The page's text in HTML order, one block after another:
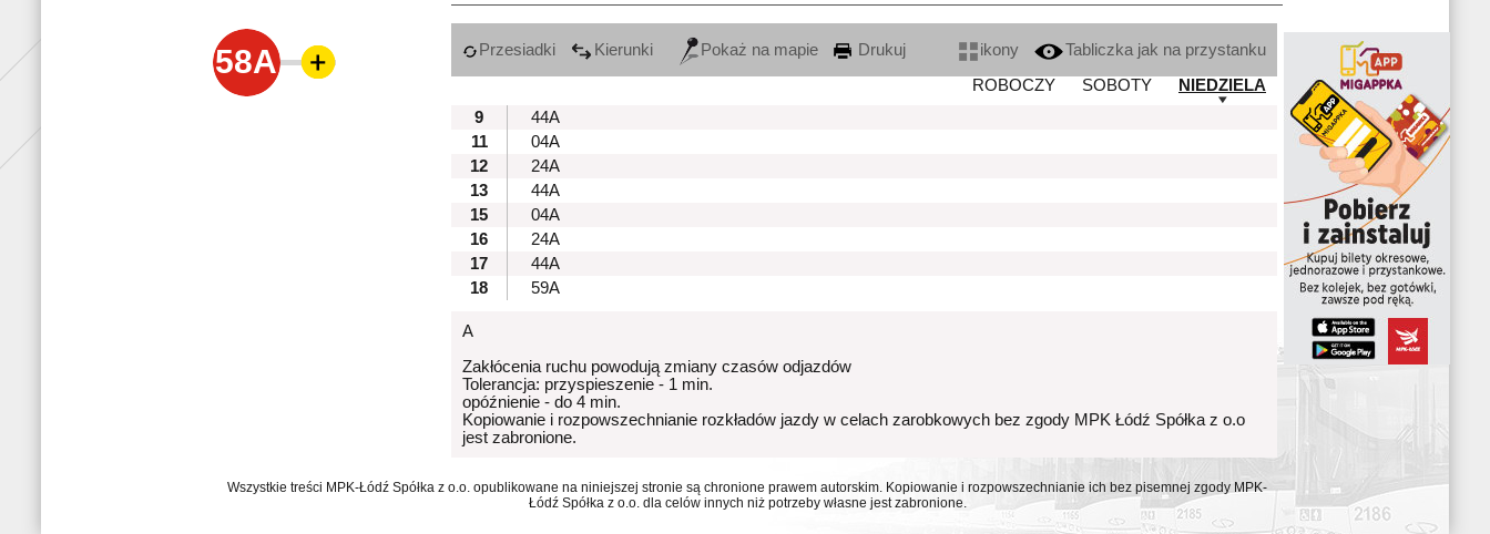
58A Przesiadki Kierunki Pokaż na mapie Drukuj ikony
Tabliczka jak na przystanku
ROBOCZY
SOBOTY
NIEDZIELA
9
44A
11
04A
12
24A
13
44A
15
04A
16
24A
17
44A
18
59A
A
Zakłócenia ruchu powodują zmiany czasów odjazdów
Tolerancja: przyspieszenie - 1 min.
opóźnienie - do 4 min.
Kopiowanie i rozpowszechnianie rozkładów jazdy w celach zarobkowych bez zgody MPK Łódź Spółka z o.o
jest zabronione.
Wszystkie treści MPK-Łódź Spółka z o.o. opublikowane na niniejszej stronie są chronione prawem autorskim. Kopiowanie i rozpowszechnianie ich bez pisemnej zgody MPK-
Łódź Spółka z o.o. dla celów innych niż potrzeby własne jest zabronione.